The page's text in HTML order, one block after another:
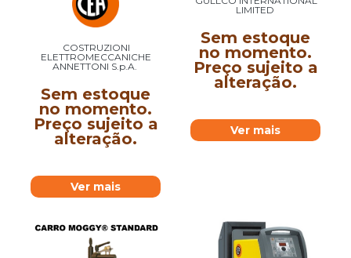
COSTRUZIONI
ELETTROMECCANICHE
ANNETTONI S.p.A.
Sem estoque
no momento.
Preço sujeito a
alteração.
Ver mais
LIMITED
Sem estoque
no momento.
Preço sujeito a
alteração.
Ver mais